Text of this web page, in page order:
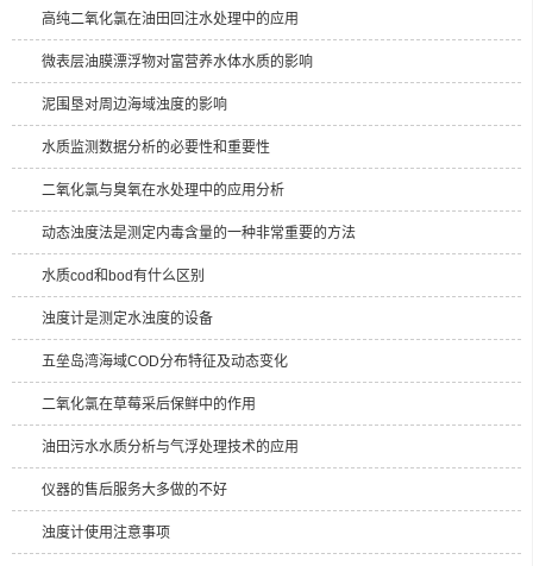
高纯二氧化氯在油田回注水处理中的应用
微表层油膜漂浮物对富营养水体水质的影响
泥围垦对周边海域浊度的影响
水质监测数据分析的必要性和重要性
二氧化氯与臭氧在水处理中的应用分析
动态浊度法是测定内毒含量的一种非常重要的方法
水质cod和bod有什么区别
浊度计是测定水浊度的设备
五垒岛湾海域COD分布特征及动态变化
二氧化氯在草莓采后保鲜中的作用
油田污水水质分析与气浮处理技术的应用
仪器的售后服务大多做的不好
浊度计使用注意事项